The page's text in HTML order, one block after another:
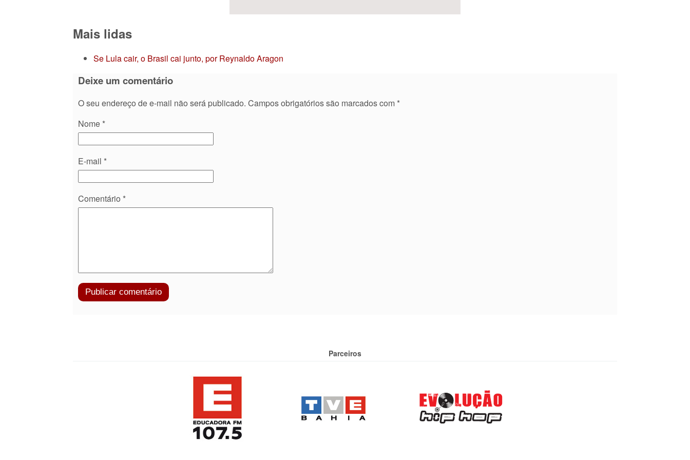
Mais lidas
Se Lula cair, o Brasil cai junto, por Reynaldo Aragon
Deixe um comentário
O seu endereço de e-mail não será publicado. Campos obrigatórios são marcados com *
Nome *
E-mail *
Comentário *
Parceiros